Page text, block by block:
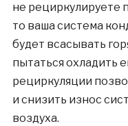
не рециркулируете
то ваша система
будет всасывать
пытаться охладить
рециркуляции
и снизить износ
воздуха.